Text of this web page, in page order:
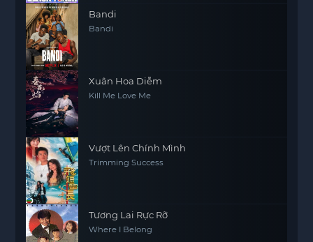
Bandi
Bandi
Xuân Hoa Diễm
Kill Me Love Me
Vượt Lên Chính Mình
Trimming Success
Tương Lai Rực Rỡ
Where I Belong